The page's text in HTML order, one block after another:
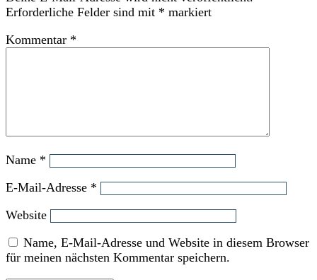
Erforderliche Felder sind mit * markiert
Kommentar *
Name *
E-Mail-Adresse *
Website
Name, E-Mail-Adresse und Website in diesem Browser
für meinen nächsten Kommentar speichern.